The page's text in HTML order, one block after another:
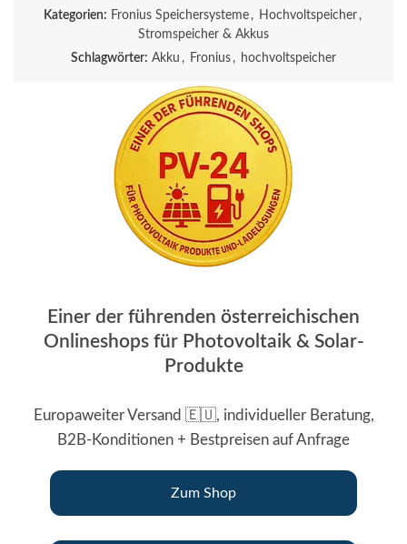
Kategorien: Fronius Speichersysteme , Hochvoltspeicher ,
Stromspeicher & Akkus
Schlagwörter: Akku , Fronius , hochvoltspeicher
Einer der führenden österreichischen
Onlineshops für Photovoltaik & Solar-
Produkte
Europaweiter Versand 🇪🇺, individueller Beratung,
B2B-Konditionen + Bestpreisen auf Anfrage
Zum Shop